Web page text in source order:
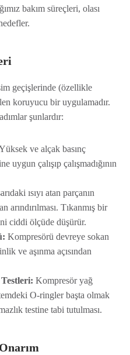
bakım süreçleri, olası
geçişlerinde (özellikle
koruyucu bir uygulamadır.
şunlardır:
ve alçak basınç
uygun çalışıp çalışmadığının
ısıyı atan parçanın
Tıkanmış bir
ciddi ölçüde düşürür.
Kompresörü devreye sokan
ve aşınma açısından
Testleri: Kompresör yağ
O-ringler başta olmak
testine tabi tutulması.